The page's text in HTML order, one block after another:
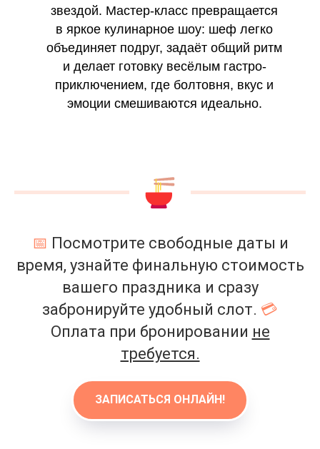
звездой. Мастер-класс превращается
в яркое кулинарное шоу: шеф легко
объединяет подруг, задаёт общий ритм
и делает готовку весёлым гастро-
приключением, где болтовня, вкус и
эмоции смешиваются идеально.
📅 Посмотрите свободные даты и
время, узнайте финальную стоимость
вашего праздника и сразу
забронируйте удобный слот. 💳
Оплата при бронировании не
требуется.
ЗАПИСАТЬСЯ ОНЛАЙН!